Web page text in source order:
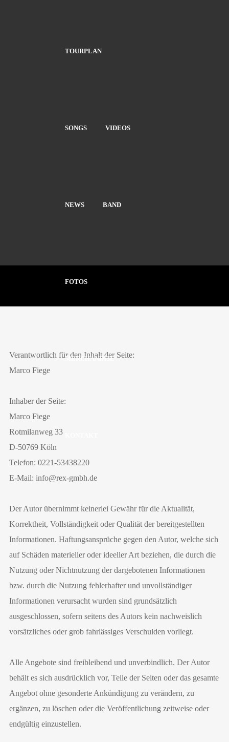
TOURPLAN
SONGS VIDEOS
NEWS BAND
FOTOS
MERCHANDISE
Verantwortlich für den Inhalt der Seite:
Marco Fiege
Inhaber der Seite:
Marco Fiege
Rotmilanweg 33
D-50769 Köln
Telefon: 0221-53438220
E-Mail: info@rex-gmbh.de
Der Autor übernimmt keinerlei Gewähr für die Aktualität,
Korrektheit, Vollständigkeit oder Qualität der bereitgestellten
Informationen. Haftungsansprüche gegen den Autor, welche sich
auf Schäden materieller oder ideeller Art beziehen, die durch die
Nutzung oder Nichtnutzung der dargebotenen Informationen
bzw. durch die Nutzung fehlerhafter und unvollständiger
Informationen verursacht wurden sind grundsätzlich
ausgeschlossen, sofern seitens des Autors kein nachweislich
vorsätzliches oder grob fahrlässiges Verschulden vorliegt.
Alle Angebote sind freibleibend und unverbindlich. Der Autor
behält es sich ausdrücklich vor, Teile der Seiten oder das gesamte
Angebot ohne gesonderte Ankündigung zu verändern, zu
ergänzen, zu löschen oder die Veröffentlichung zeitweise oder
endgültig einzustellen.